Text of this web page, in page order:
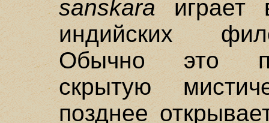
sanskara играет
индийских
Обычно это
скрытую
позднее